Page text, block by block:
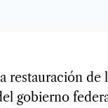
restauración de
gobierno